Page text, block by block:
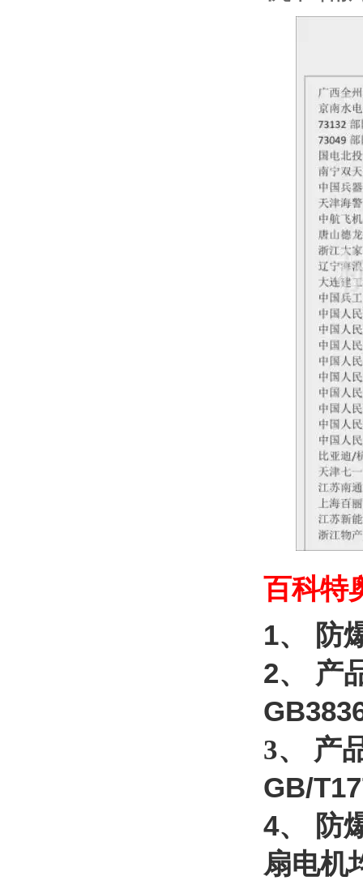
百科特
1、 防
2、 产
3、 产
GB/
4、 防
扇电机